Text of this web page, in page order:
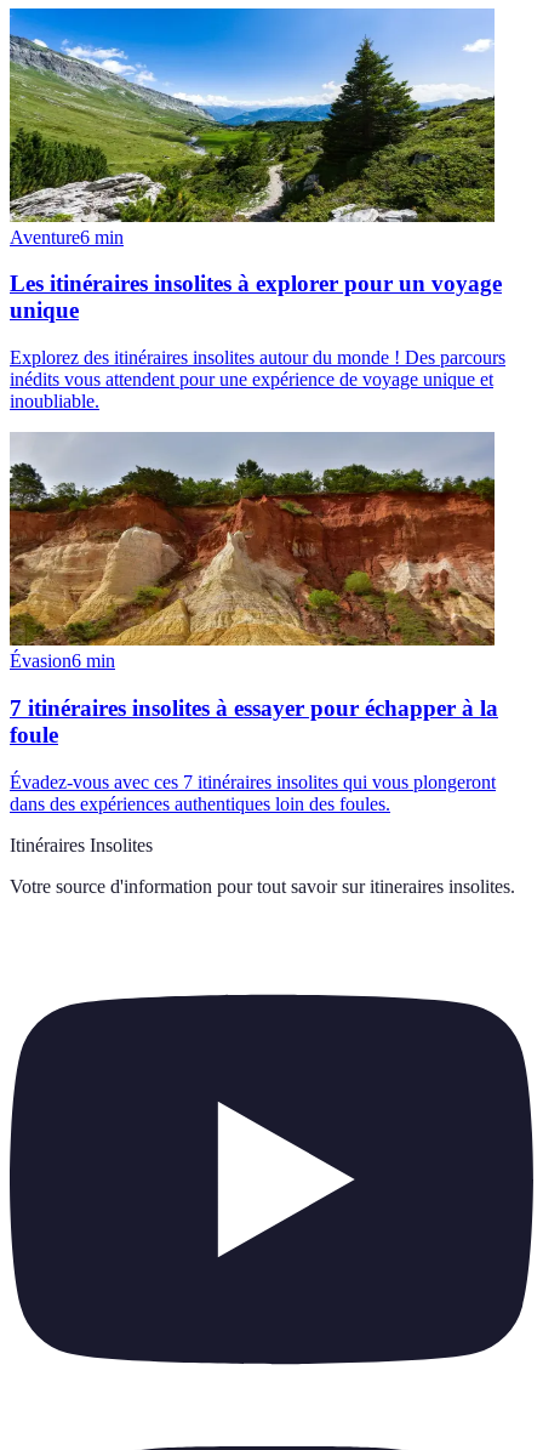
Aventure6 min
Les itinéraires insolites à explorer pour un voyage
unique
Explorez des itinéraires insolites autour du monde ! Des parcours
inédits vous attendent pour une expérience de voyage unique et
inoubliable.
Évasion6 min
7 itinéraires insolites à essayer pour échapper à la
foule
Évadez-vous avec ces 7 itinéraires insolites qui vous plongeront
dans des expériences authentiques loin des foules.
Itinéraires Insolites
Votre source d'information pour tout savoir sur itineraires insolites.